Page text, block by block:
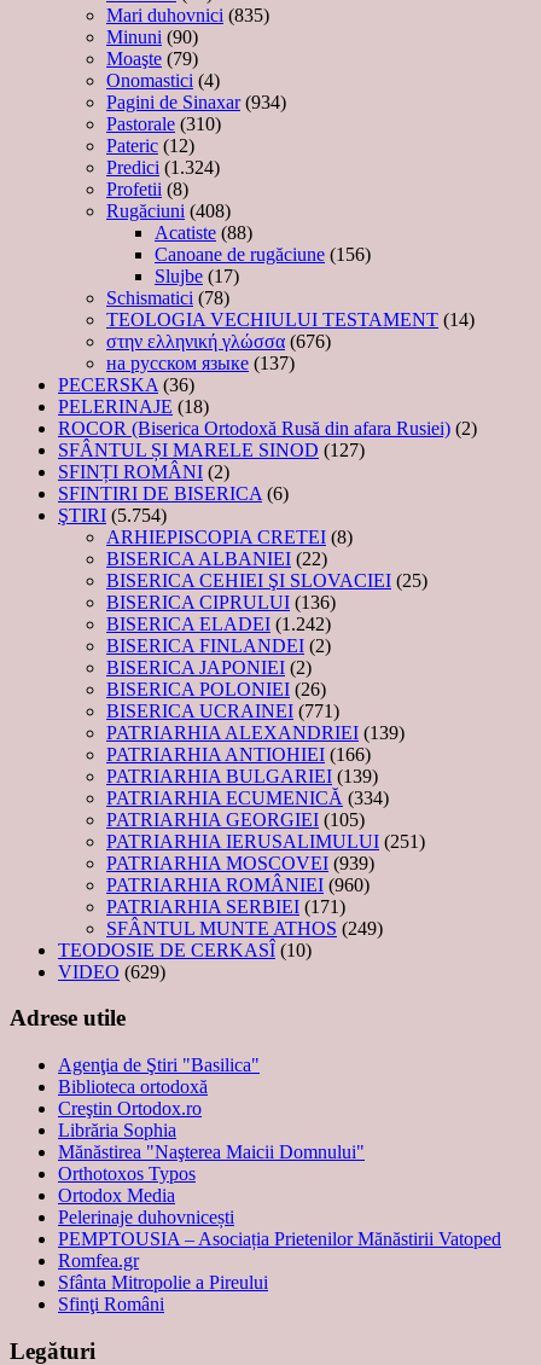
Mari duhovnici (835)
Minuni (90)
Moaşte (79)
Onomastici (4)
Pagini de Sinaxar(934)
Pastorale (310)
Pateric (12)
Predici (1.324)
Profetii (8)
Rugăciuni (408)
Acatiste (88)
Canoane de rugăciune (156)
Slujbe (17)
Schismatici (78)
TEOLOGIA VECHIULUI TESTAMENT (14)
στην ελληνική γλώσσα (676)
на русском языке (137)
PECERSKA (36)
PELERINAJE (18)
ROCOR (Biserica Ortodoxă Rusă din afara Rusiei) (2)
SFÂNTUL ȘI MARELE SINOD (127)
SFINȚI ROMÂNI (2)
SFINTIRI DE BISERICA (6)
ŞTIRI (5.754)
ARHIEPISCOPIA CRETEI (8)
BISERICA ALBANIEI (22)
BISERICA CEHIEI ŞI SLOVACIEI (25)
BISERICA CIPRULUI (136)
BISERICA ELADEI (1.242)
BISERICA FINLANDEI (2)
BISERICA JAPONIEI (2)
BISERICA POLONIEI (26)
BISERICA UCRAINEI (771)
PATRIARHIA ALEXANDRIEI (139)
PATRIARHIA ANTIOHIEI (166)
PATRIARHIA BULGARIEI (139)
PATRIARHIA ECUMENICĂ (334)
PATRIARHIA GEORGIEI (105)
PATRIARHIA IERUSALIMULUI (251)
PATRIARHIA MOSCOVEI (939)
PATRIARHIA ROMÂNIEI (960)
PATRIARHIA SERBIEI (171)
SFÂNTUL MUNTE ATHOS (249)
TEODOSIE DE CERKASÎ (10)
VIDEO (629)
Adrese utile
Agenţia de Ştiri "Basilica"
Biblioteca ortodoxă
Creştin Ortodox.ro
Librăria Sophia
Mănăstirea "Naşterea Maicii Domnului"
Orthotoxos Typos
Ortodox Media
Pelerinaje duhovnicești
PEMPTOUSIA – Asociația Prietenilor Mănăstirii Vatoped
Romfea.gr
Sfânta Mitropolie a Pireului
Sfinţi Români
Legături